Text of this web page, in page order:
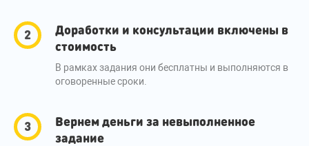
Доработки и консультации включены в
стоимость
В рамках задания они бесплатны и выполняются в
оговоренные сроки.
Вернем деньги за невыполненное
задание